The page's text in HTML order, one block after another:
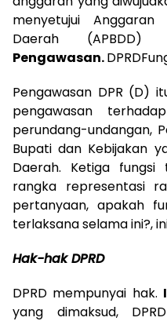
menyetujui
Daerah (APBDD)
Pengawasan.
Pengawasan DPR (D)
pengawasan
perundang-undangan,
Bupati dan Kebijakan
Daerah. Ketiga fungsi
rangka representasi
pertanyaan, apakah
terlaksana selama ini?,
Hak-hak DPRD
DPRD mempunyai hak.
yang dimaksud,